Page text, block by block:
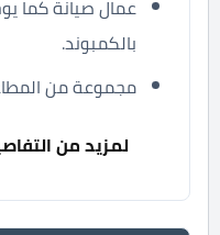
عمال صيانة كما
بالكمبوند.
مجموعة من
لمزيد من